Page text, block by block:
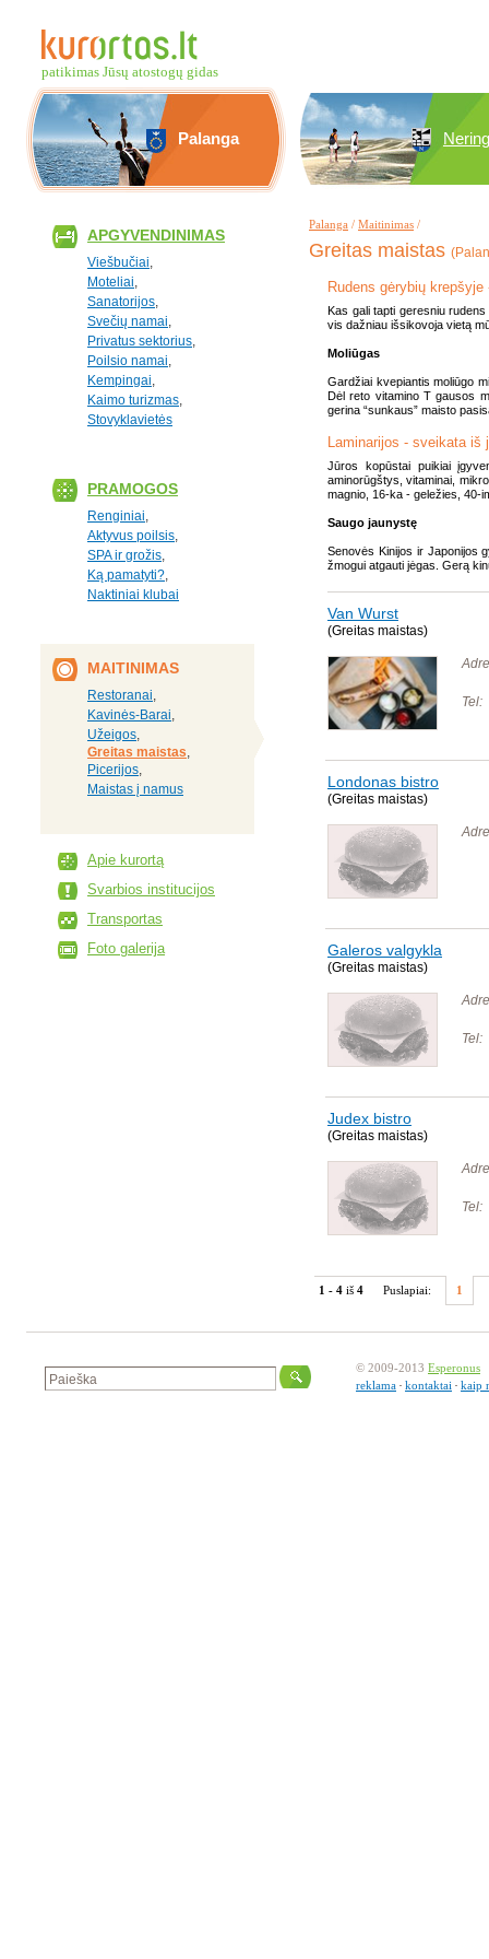
patikimas Jūsų atostogų gidas
Palanga
APGYVENDINIMAS
Viešbučiai,
Moteliai,
Sanatorijos,
Svečių namai,
Privatus sektorius,
Poilsio namai,
Kempingai,
Kaimo turizmas,
Stovyklavietės
PRAMOGOS
Renginiai,
Aktyvus poilsis,
SPA ir grožis,
Ką pamatyti?,
Naktiniai klubai
MAITINIMAS
Restoranai,
Kavinės-Barai,
Užeigos,
Greitas maistas,
Picerijos,
Maistas į namus
Apie kurortą
Svarbios institucijos
Transportas
Foto galerija
Palanga / Maitinimas /
Greitas maistas
Rudens gėrybių krepšyje
Kas gali tapti geresniu
vis dažniau išsikovoja vietą
Moliūgas
Gardžiai kvepiantis moliūgo
Dėl reto vitamino T gausos
gerina “sunkaus” maisto
Laminarijos - sveikata iš
Jūros kopūstai puikiai
aminorūgštys, vitaminai,
magnio, 16-ka - geležies, 40-
Saugo jaunystę
Senovės Kinijos ir Japonijos
žmogui atgauti jėgas. Gerą
Van Wurst
(Greitas maistas)
Tel:
Londonas bistro
(Greitas maistas)
Galeros valgykla
(Greitas maistas)
Tel:
Judex bistro
(Greitas maistas)
Tel:
1 - 4 iš 4 Puslapiai: 1
© 2009-2013 Esperonus
reklama
kontaktai kaip